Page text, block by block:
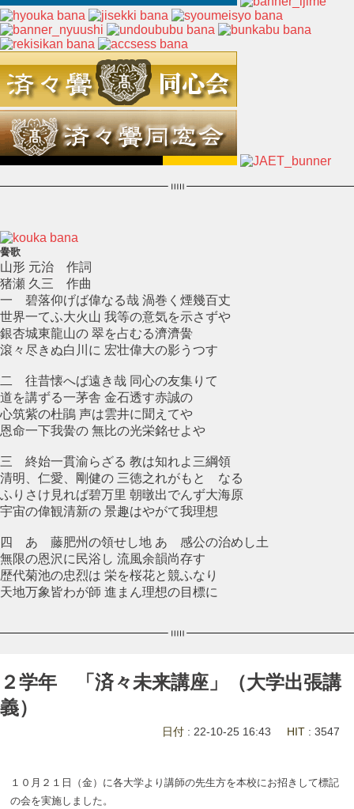
黌歌
山形 元治 作詞
猪瀬 久三 作曲
一 碧落仰げば偉なる哉 渦巻く煙幾百丈
世界一てふ大火山 我等の意気を示さずや
銀杏城東龍山の 翠を占むる濟濟黌
滾々尽きぬ白川に 宏壮偉大の影うつす
二 往昔懐へば遠き哉 同心の友集りて
道を講ずる一茅舎 金石透す赤誠の
心筑紫の杜鵑 声は雲井に聞えてや
恩命一下我黌の 無比の光栄銘せよや
三 終始一貫渝らざる 教は知れよ三綱領
清明、仁愛、剛健の 三徳之れがもとゝなる
ふりさけ見れば碧万里 朝暾出でんず大海原
宇宙の偉観清新の 景趣はやがて我理想
四 あゝ藤肥州の領せし地 あゝ感公の治めし土
無限の恩沢に民浴し 流風余韻尚存す
歴代菊池の忠烈は 栄を桜花と競ふなり
天地万象皆わが師 進まん理想の目標に
２学年 「済々未来講座」（大学出張講
義）
日付 : 22-10-25 16:43 HIT : 3547
１０月２１日（金）に各大学より講師の先生方を本校にお招きして標記
の会を実施しました。